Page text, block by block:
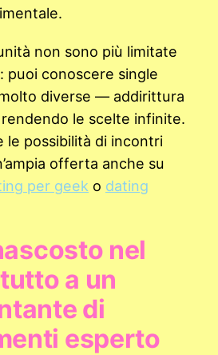
non sono più limitate
puoi conoscere single
diverse — addirittura
le scelte infinite.
le possibilità di incontri
offerta anche su
per geek o dating
nel
a un
di
esperto